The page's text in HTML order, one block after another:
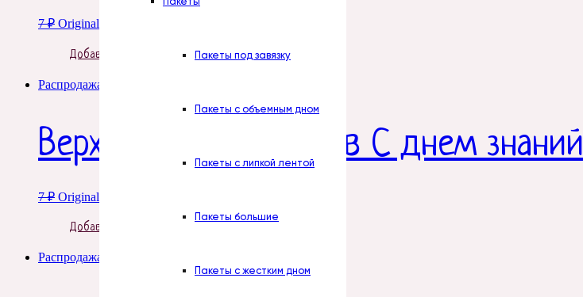
Пакеты под завязку
Пакеты с объемным дном
Пакеты с липкой лентой
Пакеты большие
Пакеты с жестким дном
7₽ Original price was: 7 ₽.
Добавить в корзину
Распродажа!
Верхушки для пакетов С днем знаний
7₽ Original price was: 7 ₽.
Добавить в корзину
Распродажа!